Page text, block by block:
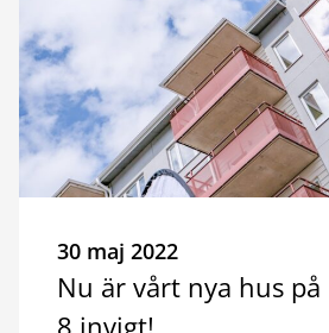
30 maj 2022
Nu är vårt nya hus på